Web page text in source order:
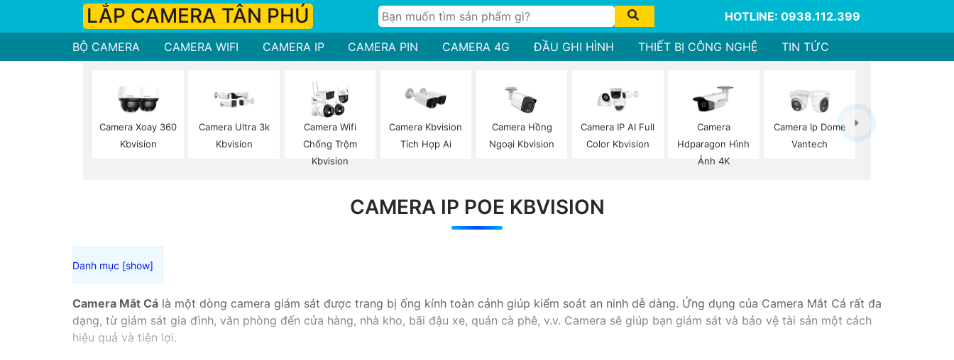
LẮP CAMERA TÂN PHÚ HOTLINE: 0938.112.399
BỘ CAMERA CAMERA WIFI CAMERA IP CAMERA PIN CAMERA 4G ĐẦU GHI HÌNH THIẾT BỊ CÔNG NGHỆ TIN TỨC
Camera Xoay 360
Kbvision
Camera Ultra 3k
Kbvision
Camera Wifi
Chống Trộm
Kbvision
Camera Kbvision
Tích Hợp Ai
Camera Hồng
Ngoại Kbvision
Camera IP AI Full
Color Kbvision
Camera
Hdparagon Hình
Ảnh 4K
Camera Ip Dome
Vantech
CAMERA IP POE KBVISION
Camera Mắt Cá là một dòng camera giám sát được trang bị ống kính toàn cảnh giúp kiểm soát an ninh dễ dàng. Ứng dụng của Camera Mắt Cá rất đa
dạng, từ giám sát gia đình, văn phòng đến cửa hàng, nhà kho, bãi đậu xe, quán cà phê, v.v. Camera sẽ giúp bạn giám sát và bảo vệ tài sản một cách
hiệu quả và tiện lợi.